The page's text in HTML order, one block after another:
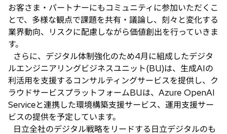
お客さま・パートナーにもコミュニティに参加いただくこ
とで、多様な観点で課題を共有・議論し、刻々と変化する
業界動向、リスクに配慮しながら価値創出を行っていきま
す。
さらに、デジタル体制強化のため4月に組成したデジタ
ルエンジニアリングビジネスユニット(BU)は、生成AIの
利活用を支援するコンサルティングサービスを提供し、ク
ラウドサービスプラットフォームBUは、Azure OpenAI
Serviceと連携した環境構築支援サービス、運用支援サー
ビスの提供を予定しています。
日立全社のデジタル戦略をリードする日立デジタルのも